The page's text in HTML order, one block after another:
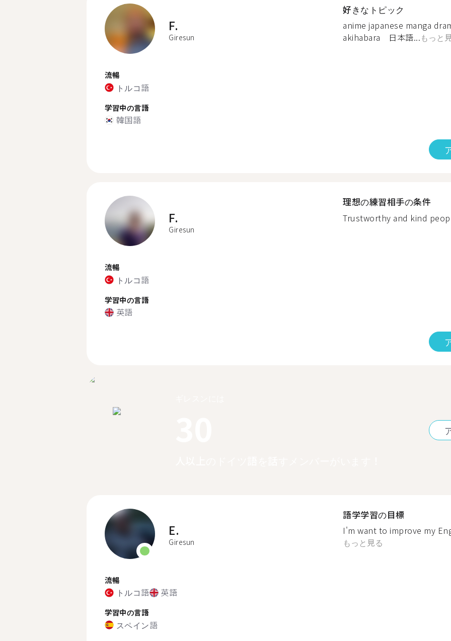
F.
Giresun
流暢
トルコ語
学習中の言語
韓国語
好きなトピック
anime japanese manga
akihabara 日本語...もっと
F.
Giresun
流暢
トルコ語
学習中の言語
英語
理想の練習相手の条件
Trustworthy and kind
E.
Giresun
流暢
トルコ語 英語
学習中の言語
スペイン語
語学学習の目標
I'm want to improve my
もっと見る